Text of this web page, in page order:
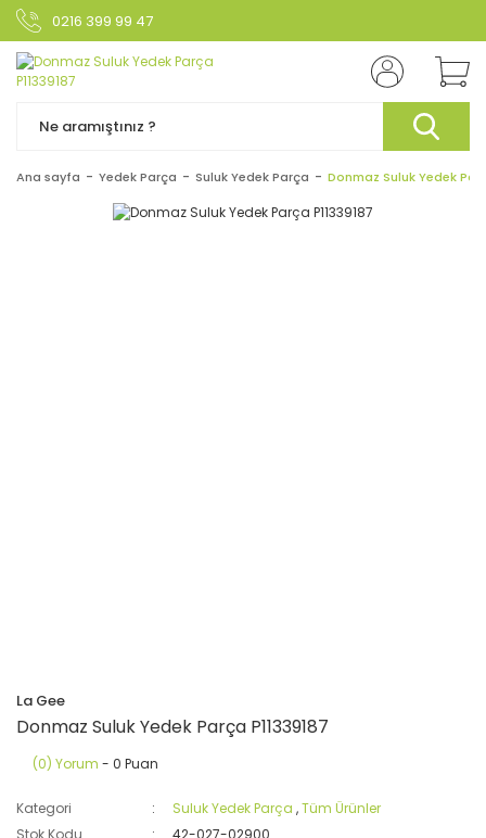
0216 399 99 47
Ana sayfa Yedek Parça Suluk Yedek Parça Donmaz Suluk Yedek
La Gee
Donmaz Suluk Yedek Parça P11339187
(0) Yorum - 0 Puan
Kategori Suluk Yedek Parça ,Tüm Ürünler
Stok Kodu
42-027-02900